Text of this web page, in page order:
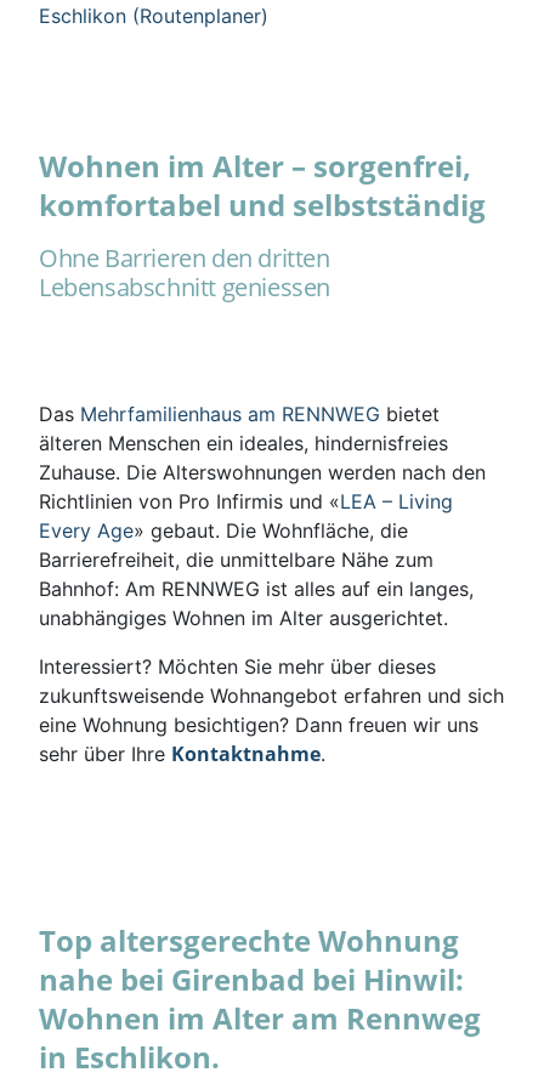
Eschlikon (Routenplaner)
Wohnen im Alter – sorgenfrei,
komfortabel und selbstständig
Ohne Barrieren den dritten
Lebensabschnitt geniessen
Das Mehrfamilienhaus am RENNWEG bietet
älteren Menschen ein ideales, hindernisfreies
Zuhause. Die Alterswohnungen werden nach den
Richtlinien von Pro Infirmis und «LEA – Living
Every Age» gebaut. Die Wohnfläche, die
Barrierefreiheit, die unmittelbare Nähe zum
Bahnhof: Am RENNWEG ist alles auf ein langes,
unabhängiges Wohnen im Alter ausgerichtet.
Interessiert? Möchten Sie mehr über dieses
zukunftsweisende Wohnangebot erfahren und sich
eine Wohnung besichtigen? Dann freuen wir uns
sehr über Ihre Kontaktnahme.
Top altersgerechte Wohnung
nahe bei Girenbad bei Hinwil:
Wohnen im Alter am Rennweg
in Eschlikon.